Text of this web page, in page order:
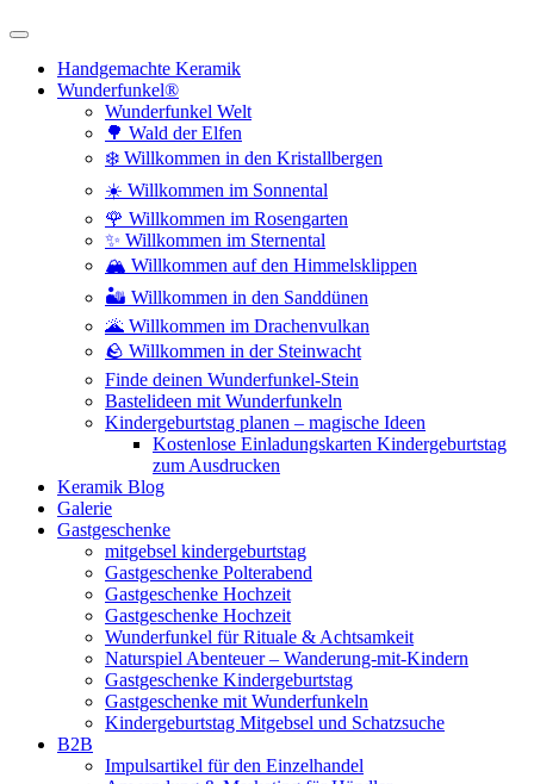
Handgemachte Keramik
Wunderfunkel®
Wunderfunkel Welt
🌳 Wald der Elfen
❄️ Willkommen in den Kristallbergen
☀️ Willkommen im Sonnental
🌹 Willkommen im Rosengarten
✨ Willkommen im Sternental
🏔️ Willkommen auf den Himmelsklippen
🏜️ Willkommen in den Sanddünen
🌋 Willkommen im Drachenvulkan
🪨 Willkommen in der Steinwacht
Finde deinen Wunderfunkel-Stein
Bastelideen mit Wunderfunkeln
Kindergeburtstag planen – magische Ideen
Kostenlose Einladungskarten Kindergeburtstag
zum Ausdrucken
Keramik Blog
Galerie
Gastgeschenke
mitgebsel kindergeburtstag
Gastgeschenke Polterabend
Gastgeschenke Hochzeit
Gastgeschenke Hochzeit
Wunderfunkel für Rituale & Achtsamkeit
Naturspiel Abenteuer – Wanderung-mit-Kindern
Gastgeschenke Kindergeburtstag
Gastgeschenke mit Wunderfunkeln
Kindergeburtstag Mitgebsel und Schatzsuche
B2B
Impulsartikel für den Einzelhandel